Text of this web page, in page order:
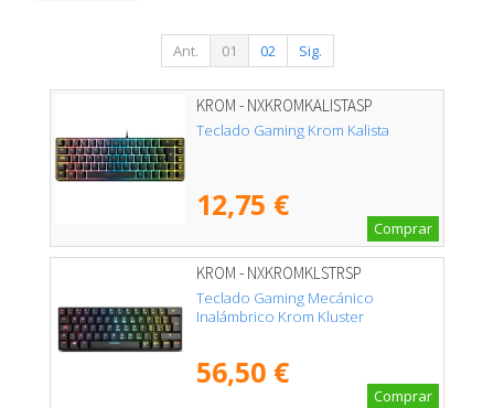
Ant. 01 02 Sig.
KROM - NXKROMKALISTASP
Teclado Gaming Krom Kalista
12,75 €
Comprar
KROM - NXKROMKLSTRSP
Teclado Gaming Mecánico
Inalámbrico Krom Kluster
56,50 €
Comprar